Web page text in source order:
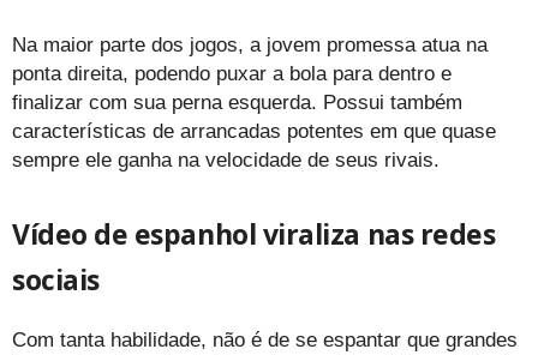
Na maior parte dos jogos, a jovem promessa atua na
ponta direita, podendo puxar a bola para dentro e
finalizar com sua perna esquerda. Possui também
características de arrancadas potentes em que quase
sempre ele ganha na velocidade de seus rivais.
Vídeo de espanhol viraliza nas redes
sociais
Com tanta habilidade, não é de se espantar que grandes